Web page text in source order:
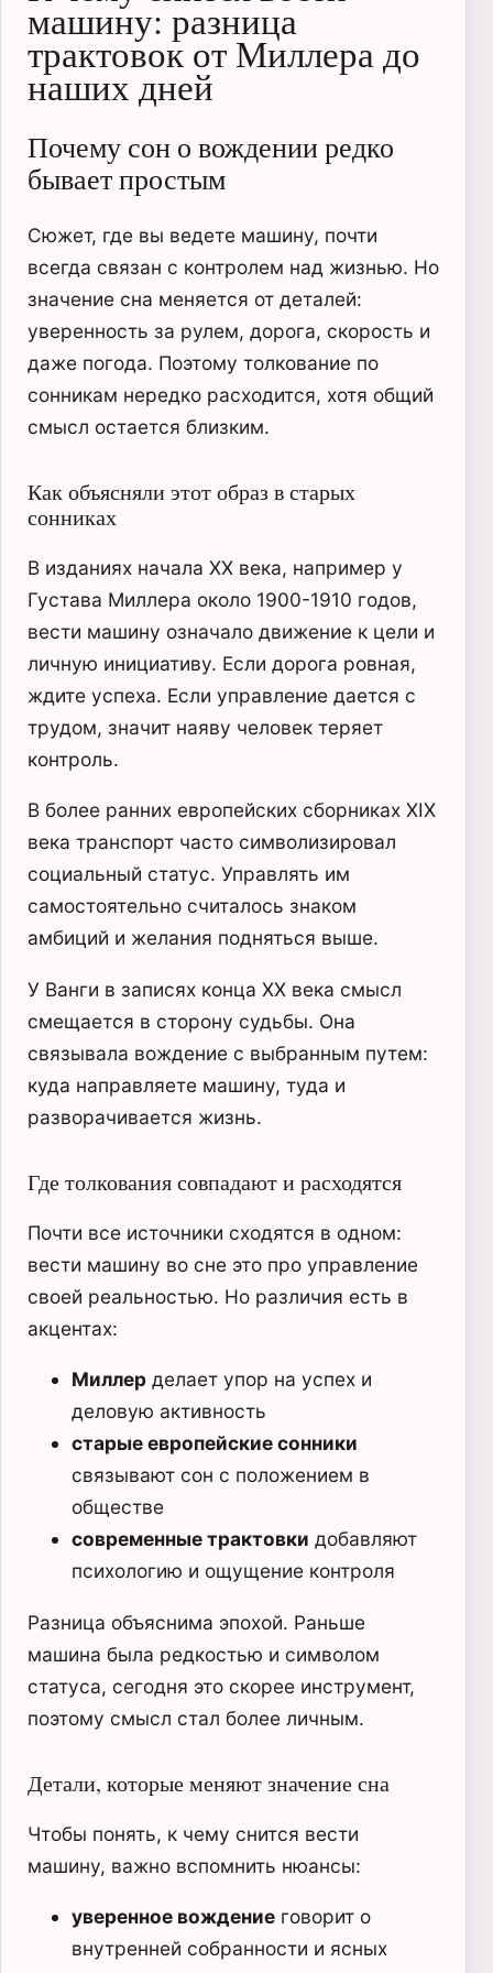
машину: разница
трактовок от Миллера до
наших дней
Почему сон о вождении редко
бывает простым
Сюжет, где вы ведете машину, почти
всегда связан с контролем над жизнью. Но
значение сна меняется от деталей:
уверенность за рулем, дорога, скорость и
даже погода. Поэтому толкование по
сонникам нередко расходится, хотя общий
смысл остается близким.
Как объясняли этот образ в старых
сонниках
В изданиях начала XX века, например у
Густава Миллера около 1900-1910 годов,
вести машину означало движение к цели и
личную инициативу. Если дорога ровная,
ждите успеха. Если управление дается с
трудом, значит наяву человек теряет
контроль.
В более ранних европейских сборниках XIX
века транспорт часто символизировал
социальный статус. Управлять им
самостоятельно считалось знаком
амбиций и желания подняться выше.
У Ванги в записях конца XX века смысл
смещается в сторону судьбы. Она
связывала вождение с выбранным путем:
куда направляете машину, туда и
разворачивается жизнь.
Где толкования совпадают и расходятся
Почти все источники сходятся в одном:
вести машину во сне это про управление
своей реальностью. Но различия есть в
акцентах:
Миллер делает упор на успех и
деловую активность
старые европейские сонники
связывают сон с положением в
обществе
современные трактовки добавляют
психологию и ощущение контроля
Разница объяснима эпохой. Раньше
машина была редкостью и символом
статуса, сегодня это скорее инструмент,
поэтому смысл стал более личным.
Детали, которые меняют значение сна
Чтобы понять, к чему снится вести
машину, важно вспомнить нюансы:
уверенное вождение говорит о
внутренней собранности и ясных